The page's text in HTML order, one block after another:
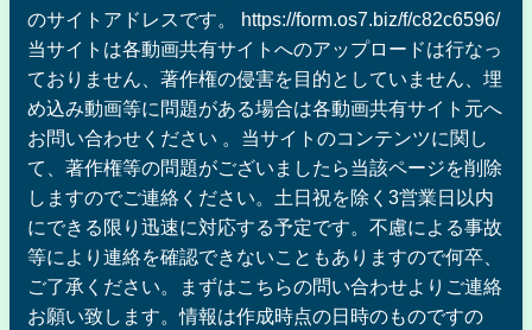
のサイトアドレスです。 https://form.os7.biz/f/c82c6596/
当サイトは各動画共有サイトへのアップロードは行なっ
ておりません、著作権の侵害を目的としていません、埋
め込み動画等に問題がある場合は各動画共有サイト元へ
お問い合わせください 。当サイトのコンテンツに関し
て、著作権等の問題がございましたら当該ページを削除
しますのでご連絡ください。土日祝を除く3営業日以内
にできる限り迅速に対応する予定です。不慮による事故
等により連絡を確認できないこともありますので何卒、
ご了承ください。まずはこちらの問い合わせよりご連絡
お願い致します。情報は作成時点の日時のものですの